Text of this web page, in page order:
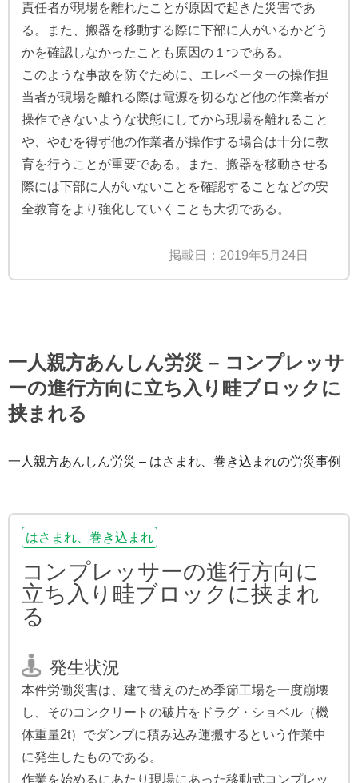
責任者が現場を離れたことが原因で起きた災害であ
る。また、搬器を移動する際に下部に人がいるかどう
かを確認しなかったことも原因の１つである。
このような事故を防ぐために、エレベーターの操作担
当者が現場を離れる際は電源を切るなど他の作業者が
操作できないような状態にしてから現場を離れること
や、やむを得ず他の作業者が操作する場合は十分に教
育を行うことが重要である。また、搬器を移動させる
際には下部に人がいないことを確認することなどの安
全教育をより強化していくことも大切である。
掲載日：2019年5月24日
一人親方あんしん労災 – コンプレッサ
ーの進行方向に立ち入り畦ブロックに
挟まれる
一人親方あんしん労災 – はさまれ、巻き込まれの労災事例
はさまれ、巻き込まれ
コンプレッサーの進行方向に
立ち入り畦ブロックに挟まれ
る
発生状況
本件労働災害は、建て替えのため季節工場を一度崩壊
し、そのコンクリートの破片をドラグ・ショベル（機
体重量2t）でダンプに積み込み運搬するという作業中
に発生したものである。
作業を始めるにあたり現場にあった移動式コンプレッ